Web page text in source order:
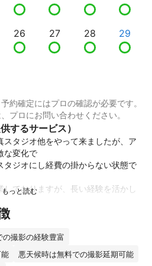
26 27 28 29
約確定にはプロの確認が必要です。
プロにお問い合わせください。
するサービス）
タジオ他をやって来ましたが、ア
な変化で
タジオにし経費の掛からない状態で
ておりますが、長い経験を活かし
柔軟に対応出来ると思います。
りました。
影にもお客様の意を汲んで取り組み
の撮影の経験豊富
悪天候時は無料での撮影延期可能